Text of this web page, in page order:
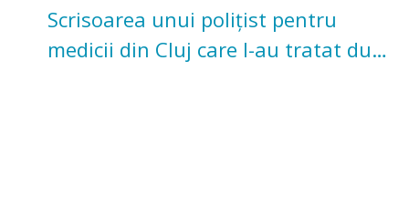
Scrisoarea unui polițist pentru
medicii din Cluj care l-au tratat după